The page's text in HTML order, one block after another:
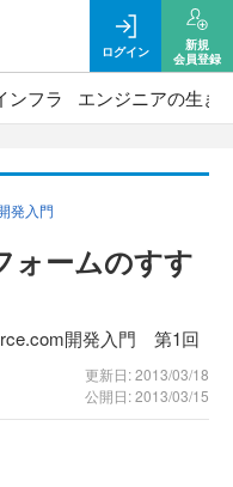
ログイン
新規
会員登録
ンフラ エンジニアの生き
発入門
ォームのすす
開発入門 第1回
更新日: 2013/03/18
公開日: 2013/03/15